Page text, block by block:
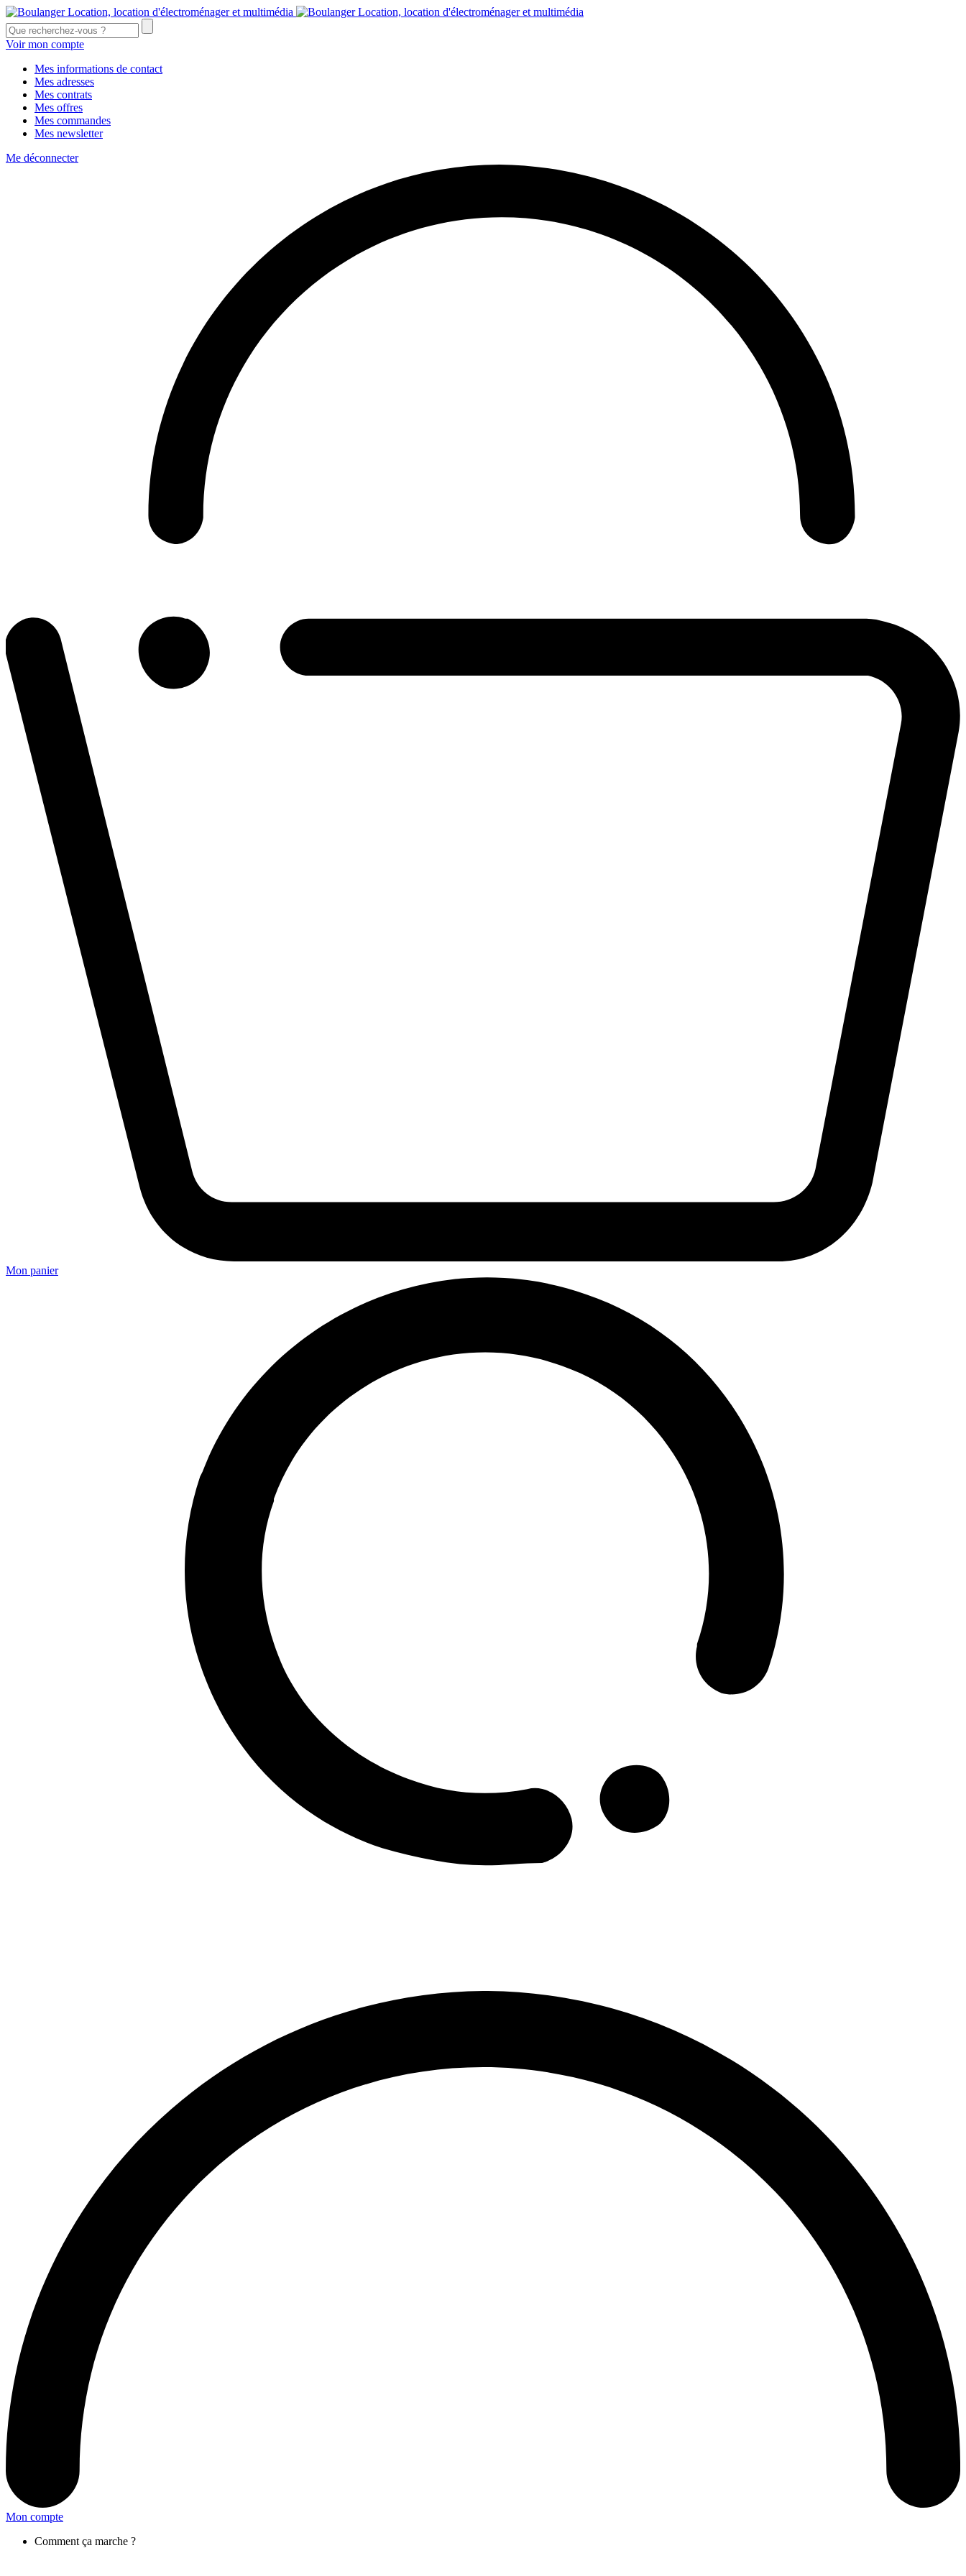
Voir mon compte
Mes informations de contact
Mes adresses
Mes contrats
Mes offres
Mes commandes
Mes newsletter
Me déconnecter
Mon panier
Mon compte
Comment ça marche ?